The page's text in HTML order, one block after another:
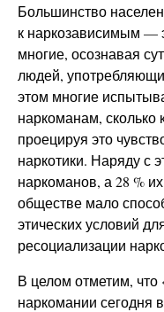
Большинство
к наркозависимым —
многие, осознавая
людей,
этом многие
наркоманам, сколько
проецируя это
наркотики. Наряду с
наркоманов, а 28 %
обществе мало
этических условий
ресоциализации
В целом отметим,
наркомании